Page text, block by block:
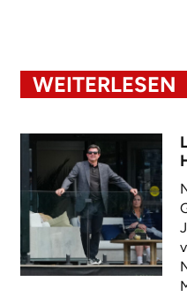
WEITERLESEN